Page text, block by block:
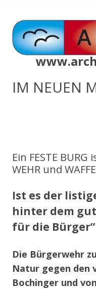
IM NEUEN
Ein FESTE
WEHR und
Ist es der
hinter dem
für die
Die Bürgerwehr
Natur gegen den
Bochinger und